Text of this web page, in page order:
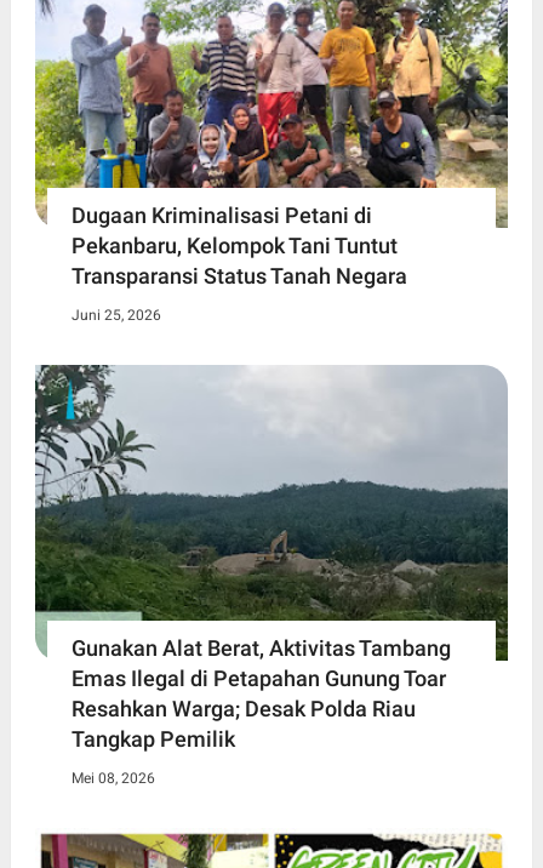
Dugaan Kriminalisasi Petani di
Pekanbaru, Kelompok Tani Tuntut
Transparansi Status Tanah Negara
Juni 25, 2026
Gunakan Alat Berat, Aktivitas Tambang
Emas Ilegal di Petapahan Gunung Toar
Resahkan Warga; Desak Polda Riau
Tangkap Pemilik
Mei 08, 2026